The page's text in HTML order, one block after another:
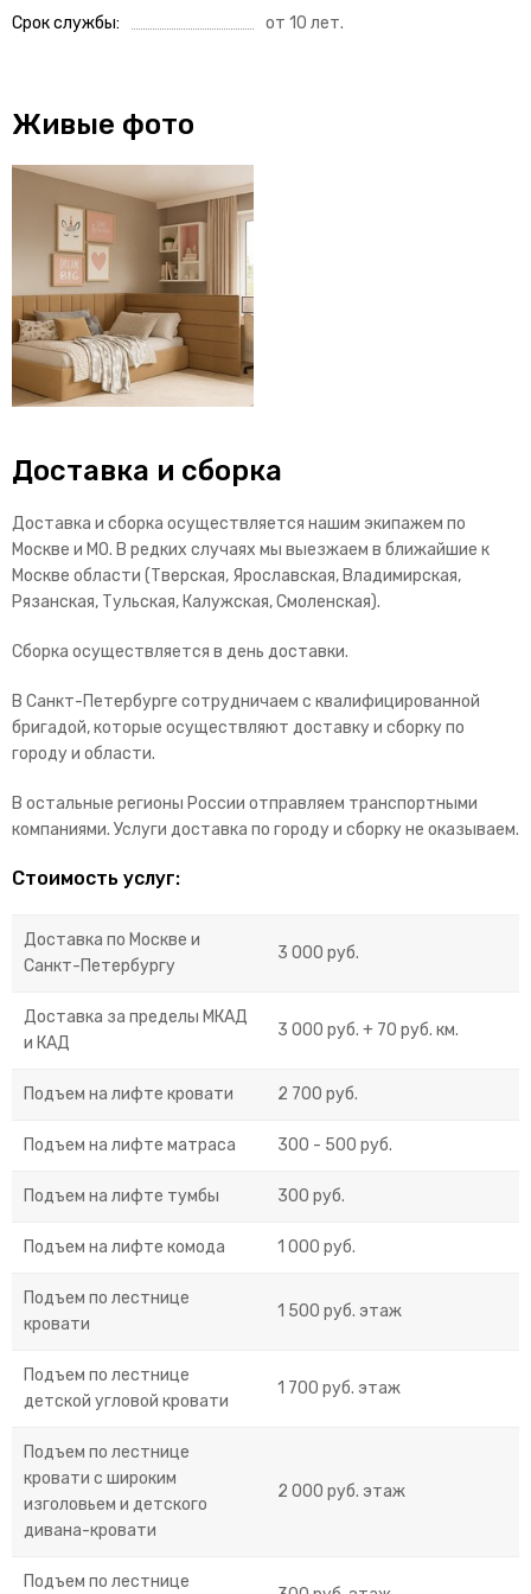
Срок службы от 10 лет.
Живые фото
Доставка и сборка
Доставка и сборка осуществляется нашим экипажем по
Москве и МО. В редких случаях мы выезжаем в ближайшие к
Москве области (Тверская, Ярославская, Владимирская,
Рязанская, Тульская, Калужская, Смоленская).
Сборка осуществляется в день доставки.
В Санкт-Петербурге сотрудничаем с квалифицированной
бригадой, которые осуществляют доставку и сборку по
городу и области.
В остальные регионы России отправляем транспортными
компаниями. Услуги доставка по городу и сборку не оказываем.
Стоимость услуг:
Доставка по Москве и
Санкт-Петербургу
3 000 руб.
Доставка за пределы МКАД
и КАД
3 000 руб. + 70 руб. км.
Подъем на лифте кровати 2 700 руб.
Подъем на лифте матраса 300 - 500 руб.
Подъем на лифте тумбы 300 руб.
Подъем на лифте комода 1 000 руб.
Подъем по лестнице
кровати
1 500 руб. этаж
Подъем по лестнице
детской угловой кровати
1 700 руб. этаж
Подъем по лестнице
кровати с широким
изголовьем и детского
дивана-кровати
2 000 руб. этаж
Подъем по лестнице